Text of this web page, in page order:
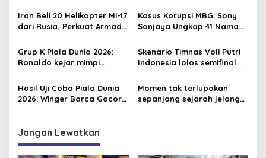
o
Iran Beli 20 Helikopter Mi-17
dari Rusia, Perkuat Armada
Barat
Kasus Korupsi MBG: Sony
Sonjaya Ungkap 41 Nama
Titik Dapur SPPG
Grup K Piala Dunia 2026:
Ronaldo kejar mimpi
Skenario Timnas Voli Putri
Indonesia lolos semifinal
Tisya Cs butuh mukjizat
Hasil Uji Coba Piala Dunia
2026: Winger Barca Gacor,
Momen tak terlupakan
sepanjang sejarah jelang
Jangan Lewatkan